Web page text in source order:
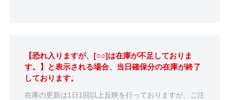
【恐れ入りますが、[○○]は在庫が不足しておりま
す。】と表示される場合、当日確保分の在庫が終了
しております。
在庫の更新は1日1回以上反映を行っておりますが、ご注